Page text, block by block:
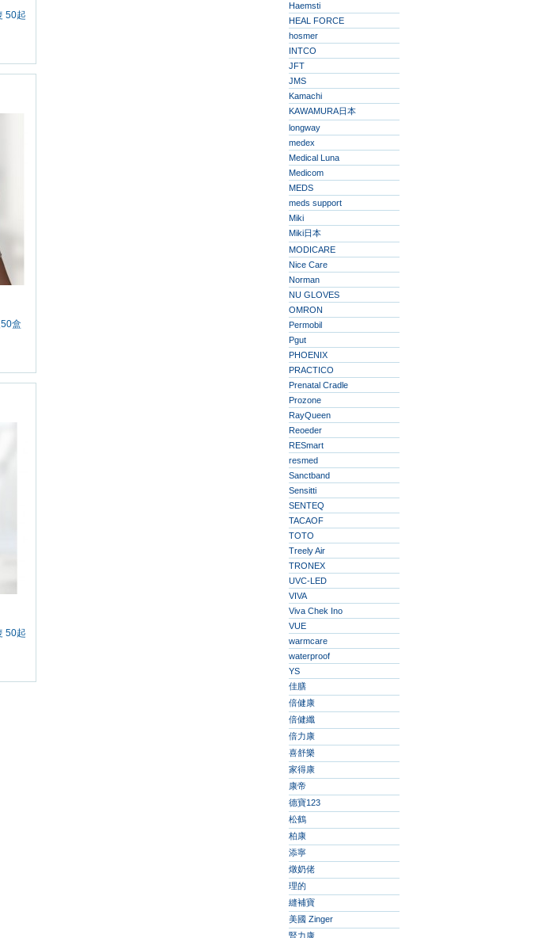
50起
盒
50起
Haemsti
HEAL FORCE
hosmer
INTCO
JFT
JMS
Kamachi
KAWAMURA日本
longway
medex
Medical Luna
Medicom
MEDS
meds support
Miki
Miki日本
MODICARE
Nice Care
Norman
NU GLOVES
OMRON
Permobil
Pgut
PHOENIX
PRACTICO
Prenatal Cradle
Prozone
RayQueen
Reoeder
RESmart
resmed
Sanctband
Sensitti
SENTEQ
TACAOF
TOTO
Treely Air
TRONEX
UVC-LED
VIVA
Viva Chek Ino
VUE
warmcare
waterproof
YS
佳膳
倍健康
倍健纖
倍力康
喜舒樂
家得康
康帝
德寶123
松鶴
柏康
添寧
燉奶佬
理的
縫補寶
美國 Zinger
腎力康